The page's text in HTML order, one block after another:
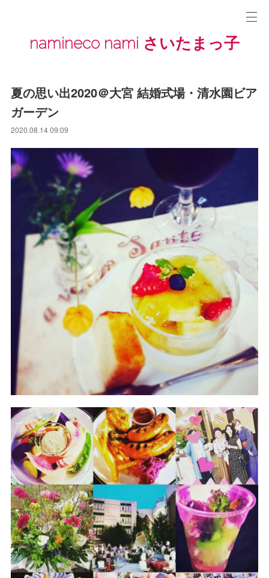
namineco nami さいたまっ子
夏の思い出2020＠大宮 結婚式場・清水園ビア
ガーデン
2020.08.14 09:09